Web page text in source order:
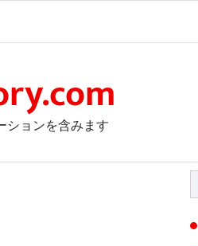
ションを含みます